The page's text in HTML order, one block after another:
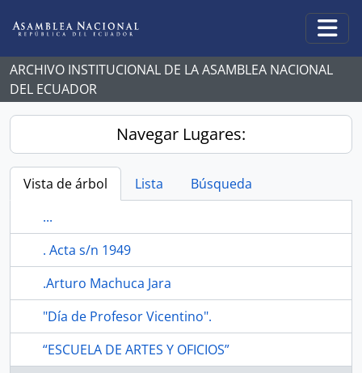
ARCHIVO INSTITUCIONAL DE LA ASAMBLEA NACIONAL
DEL ECUADOR
Navegar Lugares:
Vista de árbol Lista
Búsqueda
...
. Acta s/n 1949
.Arturo Machuca Jara
"Día de Profesor Vicentino".
“ESCUELA DE ARTES Y OFICIOS”